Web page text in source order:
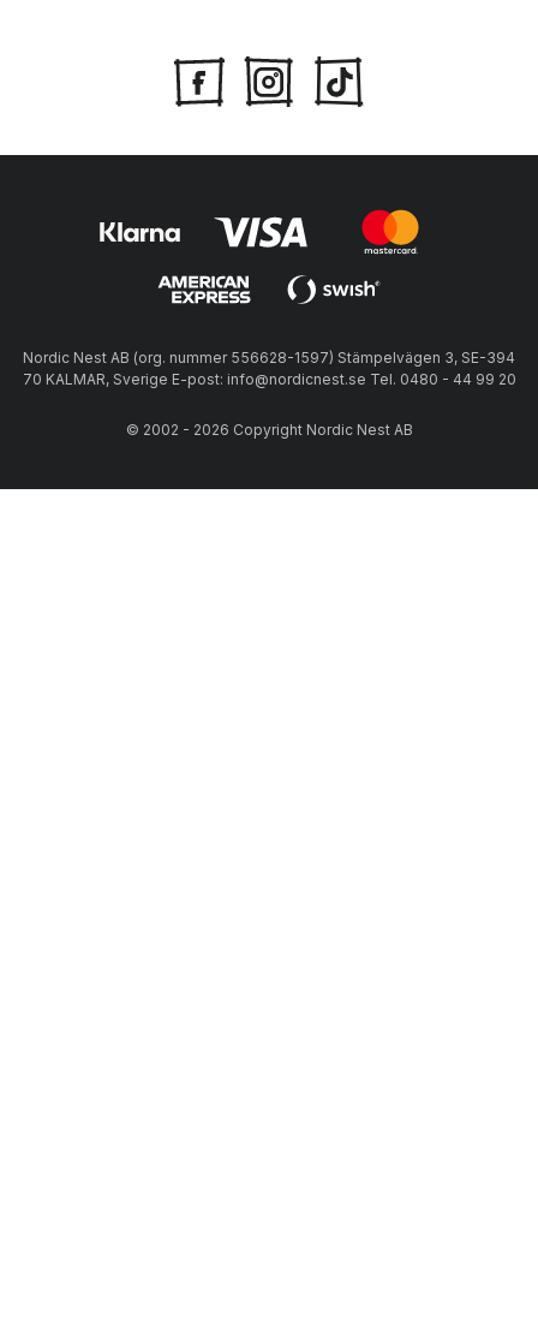
Nordic Nest AB (org. nummer 556628-1597) Stämpelvägen 3, SE-394
70 KALMAR, Sverige E-post: info@nordicnest.se Tel. 0480 - 44 99 20
© 2002 - 2026 Copyright Nordic Nest AB